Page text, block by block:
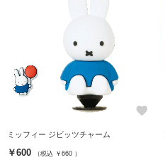
favorite
ミッフィー ジビッツチャーム
￥600 （税込 ￥660 ）